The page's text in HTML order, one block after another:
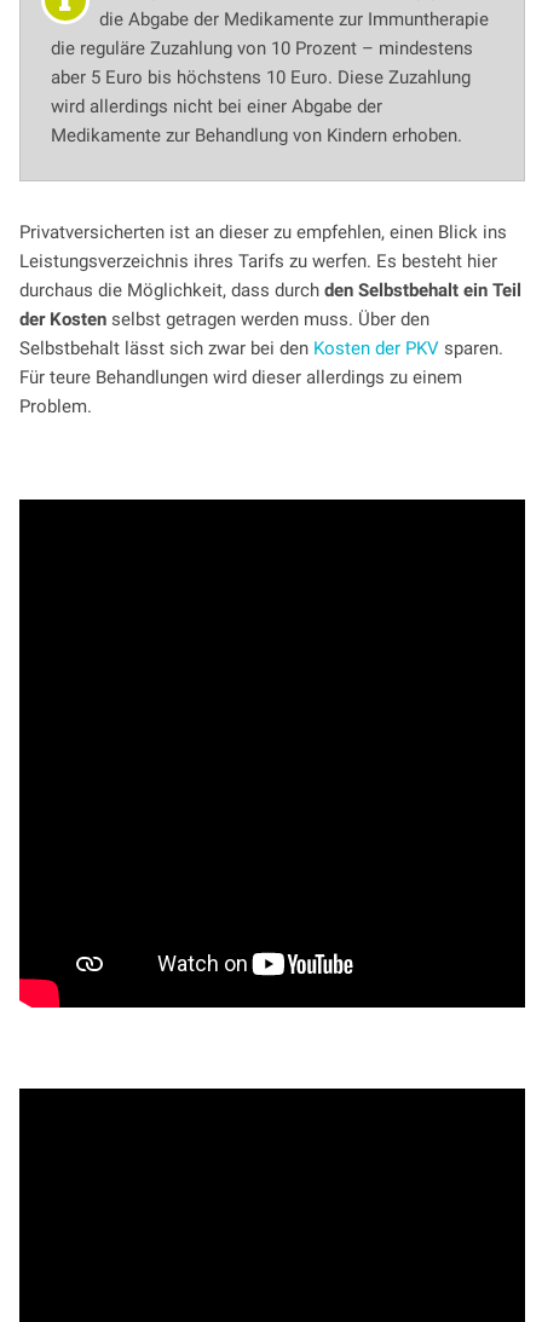
die Abgabe der Medikamente zur Immuntherapie
die reguläre Zuzahlung von 10 Prozent – mindestens
aber 5 Euro bis höchstens 10 Euro. Diese Zuzahlung
wird allerdings nicht bei einer Abgabe der
Medikamente zur Behandlung von Kindern erhoben.
Privatversicherten ist an dieser zu empfehlen, einen Blick ins
Leistungsverzeichnis ihres Tarifs zu werfen. Es besteht hier
durchaus die Möglichkeit, dass durch den Selbstbehalt ein Teil
der Kostenselbst getragen werden muss. Über den
Selbstbehalt lässt sich zwar bei den Kosten der PKVsparen.
Für teure Behandlungen wird dieser allerdings zu einem
Problem.